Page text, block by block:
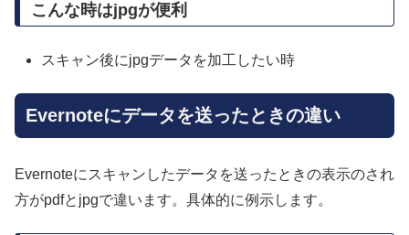
こんな時はjpgが便利
スキャン後にjpgデータを加工したい時
Evernoteにデータを送ったときの違い
Evernoteにスキャンしたデータを送ったときの表示のされ
方がpdfとjpgで違います。具体的に例示します。